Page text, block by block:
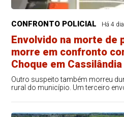
CONFRONTO POLICIAL Há 4
Envolvido na morte de
morre em confronto
Choque em Cassilândia
Outro suspeito também morreu
rural do município. Um terceiro